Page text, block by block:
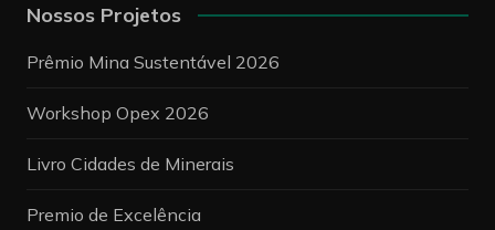
Nossos Projetos
Prêmio Mina Sustentável 2026
Workshop Opex 2026
Livro Cidades de Minerais
Premio de Excelência